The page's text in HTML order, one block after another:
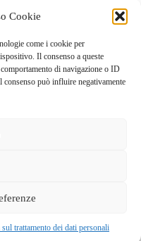
Cookie
come i cookie per
Il consenso a queste
di navigazione o ID
può influire negativamente
trattamento dei dati personali
SUCC
04240740169 –
daCreative